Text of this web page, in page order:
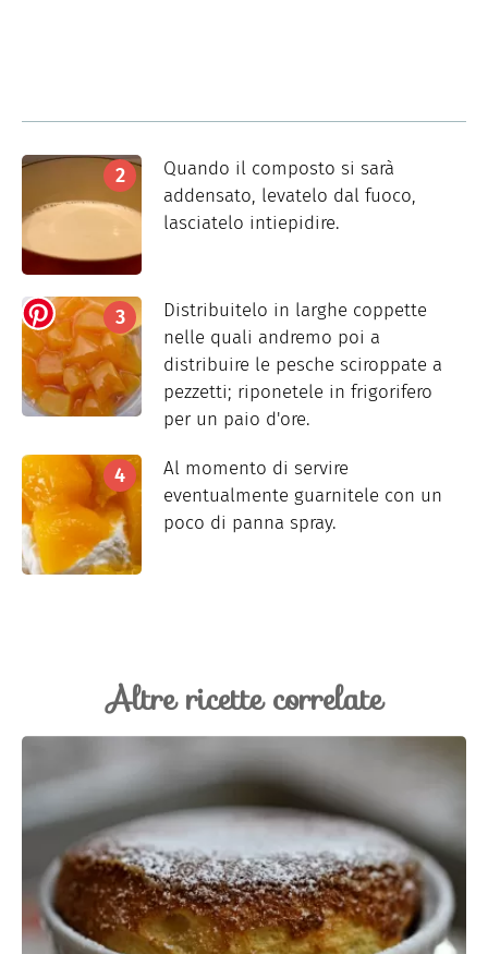
Quando il composto si sarà
addensato, levatelo dal fuoco,
lasciatelo intiepidire.
Distribuitelo in larghe coppette
nelle quali andremo poi a
distribuire le pesche sciroppate a
pezzetti; riponetele in frigorifero
per un paio d'ore.
Al momento di servire
eventualmente guarnitele con un
poco di panna spray.
Altre ricette correlate